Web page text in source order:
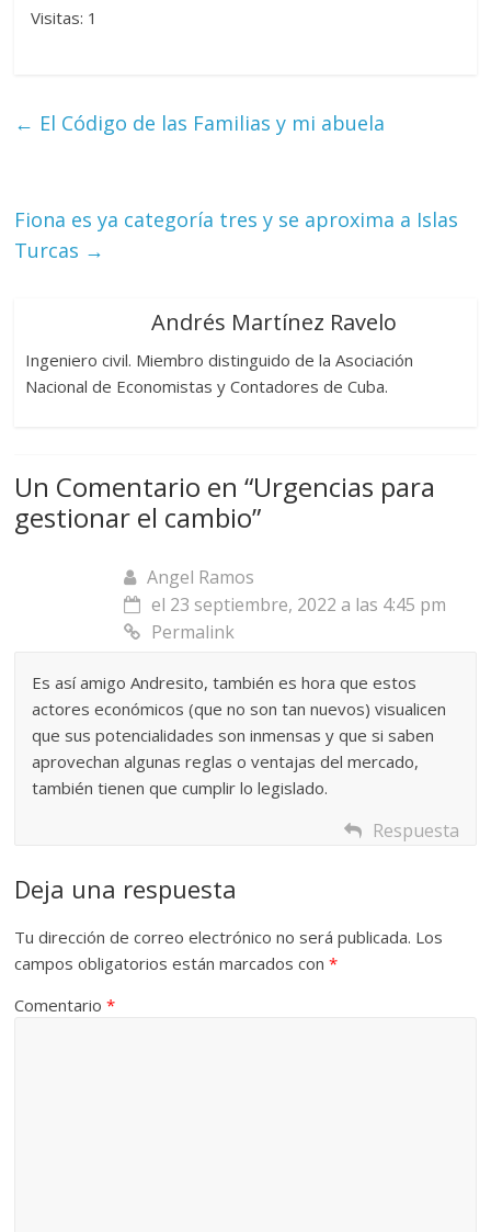
Visitas: 1
← El Código de las Familias y mi abuela
Fiona es ya categoría tres y se aproxima a Islas
Turcas →
Andrés Martínez Ravelo
Ingeniero civil. Miembro distinguido de la Asociación
Nacional de Economistas y Contadores de Cuba.
Un Comentario en “Urgencias para
gestionar el cambio”
Angel Ramos
el 23 septiembre, 2022 a las 4:45 pm
Permalink
Es así amigo Andresito, también es hora que estos
actores económicos (que no son tan nuevos) visualicen
que sus potencialidades son inmensas y que si saben
aprovechan algunas reglas o ventajas del mercado,
también tienen que cumplir lo legislado.
Respuesta
Deja una respuesta
Tu dirección de correo electrónico no será publicada. Los
campos obligatorios están marcados con*
Comentario*